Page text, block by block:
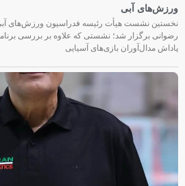
ورزش‌های آبی
نخستین نشست هیأت رئیسه فدراسیون ورزش‌های
رضوانی برگزار شد؛ نشستی که علاوه بر بررسی
پاداش مدال‌آوران بازی‌های آسیایی